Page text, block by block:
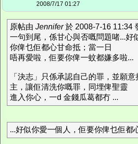
2008/7/17 01:27
原帖由 Jennifer於 2008-7-16 11:34
一句到尾，係甘心與否嘅問題啫...好
你俾乜佢都心甘命抵；當一日
唔再愛啦，佢要你俾一蚊都嫌多啦...
「決志」只係承認自己的罪，並願
主，讓佢清洗你嘅罪，同埋俾聖靈
進入你心，一d 金錢瓜葛都冇 ...
...好似你愛一個人，佢要你俾乜佢都